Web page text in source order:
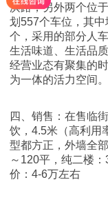
浜路，另外两个位
划557个车位，其
个，采用的部分人
生活味道、生活品
经营业态有聚集的
为一体的活力空间。
四、销售：在售临
饮，4.5米（高利用
型都方正，外墙全
～120平，纯二楼
价：4-6万左右